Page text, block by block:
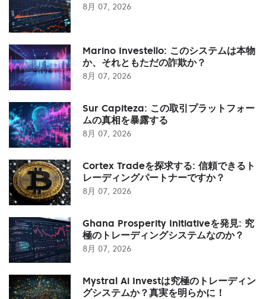
8月 07, 2026
Marino Investello: このシステムは本物
か、それともただの詐欺か？
8月 07, 2026
Sur Capiteza: この取引プラットフォー
ムの真相を暴露する
8月 07, 2026
Cortex Tradeを探求する: 信頼できるト
レーディングパートナーですか？
8月 07, 2026
Ghana Prosperity Initiativeを発見: 究
極のトレーディングシステムなのか？
8月 07, 2026
Mystral Ai Investは究極のトレーディン
グシステムか？真実を明らかに！